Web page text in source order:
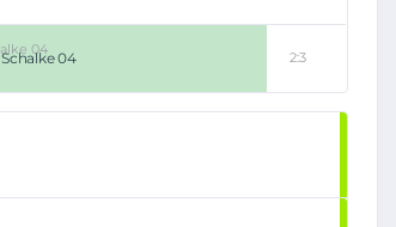
Schalke 04 2:3